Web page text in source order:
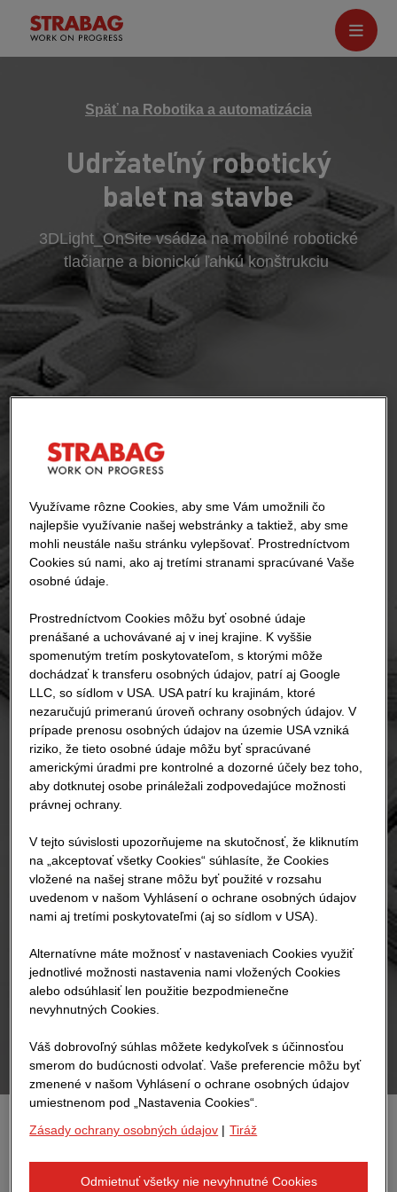
Späť na Robotika a automatizácia
Udržateľný robotický
balet na stavbe
3DLight_OnSite vsádza na mobilné robotické
tlačiarne a bionickú ľahkú konštrukciu
Samostatne sa pohybujúce roboty tlačia
ľahké steny priamo na stavbe, čím v
Využívame rôzne Cookies, aby sme Vám umožnili čo
najlepšie využívanie našej webstránky a taktiež, aby sme
mohli neustále našu stránku vylepšovať. Prostredníctvom
Cookies sú nami, ako aj tretími stranami spracúvané Vaše
osobné údaje.
Prostredníctvom Cookies môžu byť osobné údaje
prenášané a uchovávané aj v inej krajine. K vyššie
spomenutým tretím poskytovateľom, s ktorými môže
dochádzať k transferu osobných údajov, patrí aj Google
LLC, so sídlom v USA. USA patrí ku krajinám, ktoré
nezaručujú primeranú úroveň ochrany osobných údajov. V
prípade prenosu osobných údajov na územie USA vzniká
riziko, že tieto osobné údaje môžu byť spracúvané
americkými úradmi pre kontrolné a dozorné účely bez toho,
aby dotknutej osobe prináležali zodpovedajúce možnosti
právnej ochrany.
V tejto súvislosti upozorňujeme na skutočnosť, že kliknutím
na „akceptovať všetky Cookies“ súhlasíte, že Cookies
vložené na našej strane môžu byť použité v rozsahu
uvedenom v našom Vyhlásení o ochrane osobných údajov
nami aj tretími poskytovateľmi (aj so sídlom v USA).
Alternatívne máte možnosť v nastaveniach Cookies využiť
jednotlivé možnosti nastavenia nami vložených Cookies
alebo odsúhlasiť len použitie bezpodmienečne
nevyhnutných Cookies.
Váš dobrovoľný súhlas môžete kedykoľvek s účinnosťou
smerom do budúcnosti odvolať. Vaše preferencie môžu byť
zmenené v našom Vyhlásení o ochrane osobných údajov
umiestnenom pod „Nastavenia Cookies“.
Zásady ochrany osobných údajov | Tiráž
Odmietnuť všetky nie nevyhnutné Cookies